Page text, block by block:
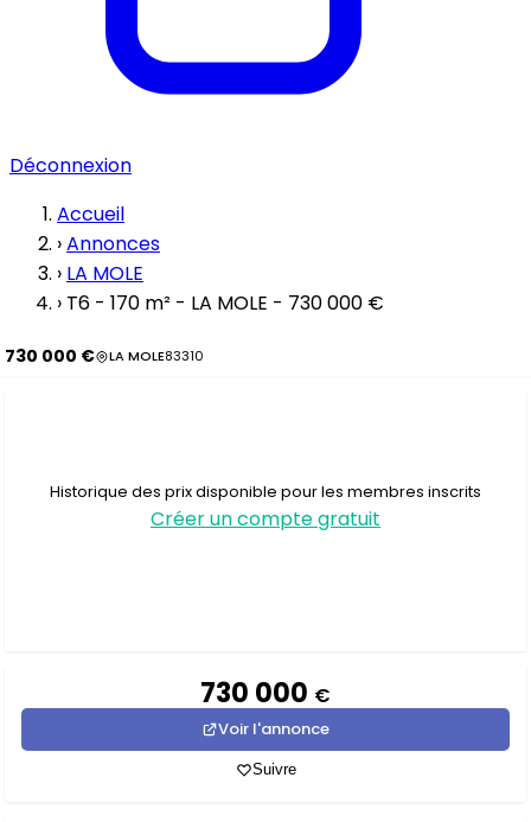
Déconnexion
Accueil
›Annonces
› LA MOLE
› T6 - 170 m² - LA MOLE - 730 000 €
730 000 € LA MOLE83310
Historique des prix disponible pour les membres inscrits
Créer un compte gratuit
730 000 €
Voir l'annonce
Suivre